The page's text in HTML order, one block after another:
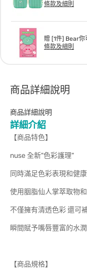
條款及細則
贈 [1件] Bear你
條款及細則
商品詳細說明
商品詳細說明
詳細介紹
【商品特色】
nuse 全新"色彩護理"
同時滿足色彩表現和健
使用胭脂仙人掌萃取物
不僅擁有清透色彩 還可
瞬間賦予嘴唇豐富的水
【商品規格】